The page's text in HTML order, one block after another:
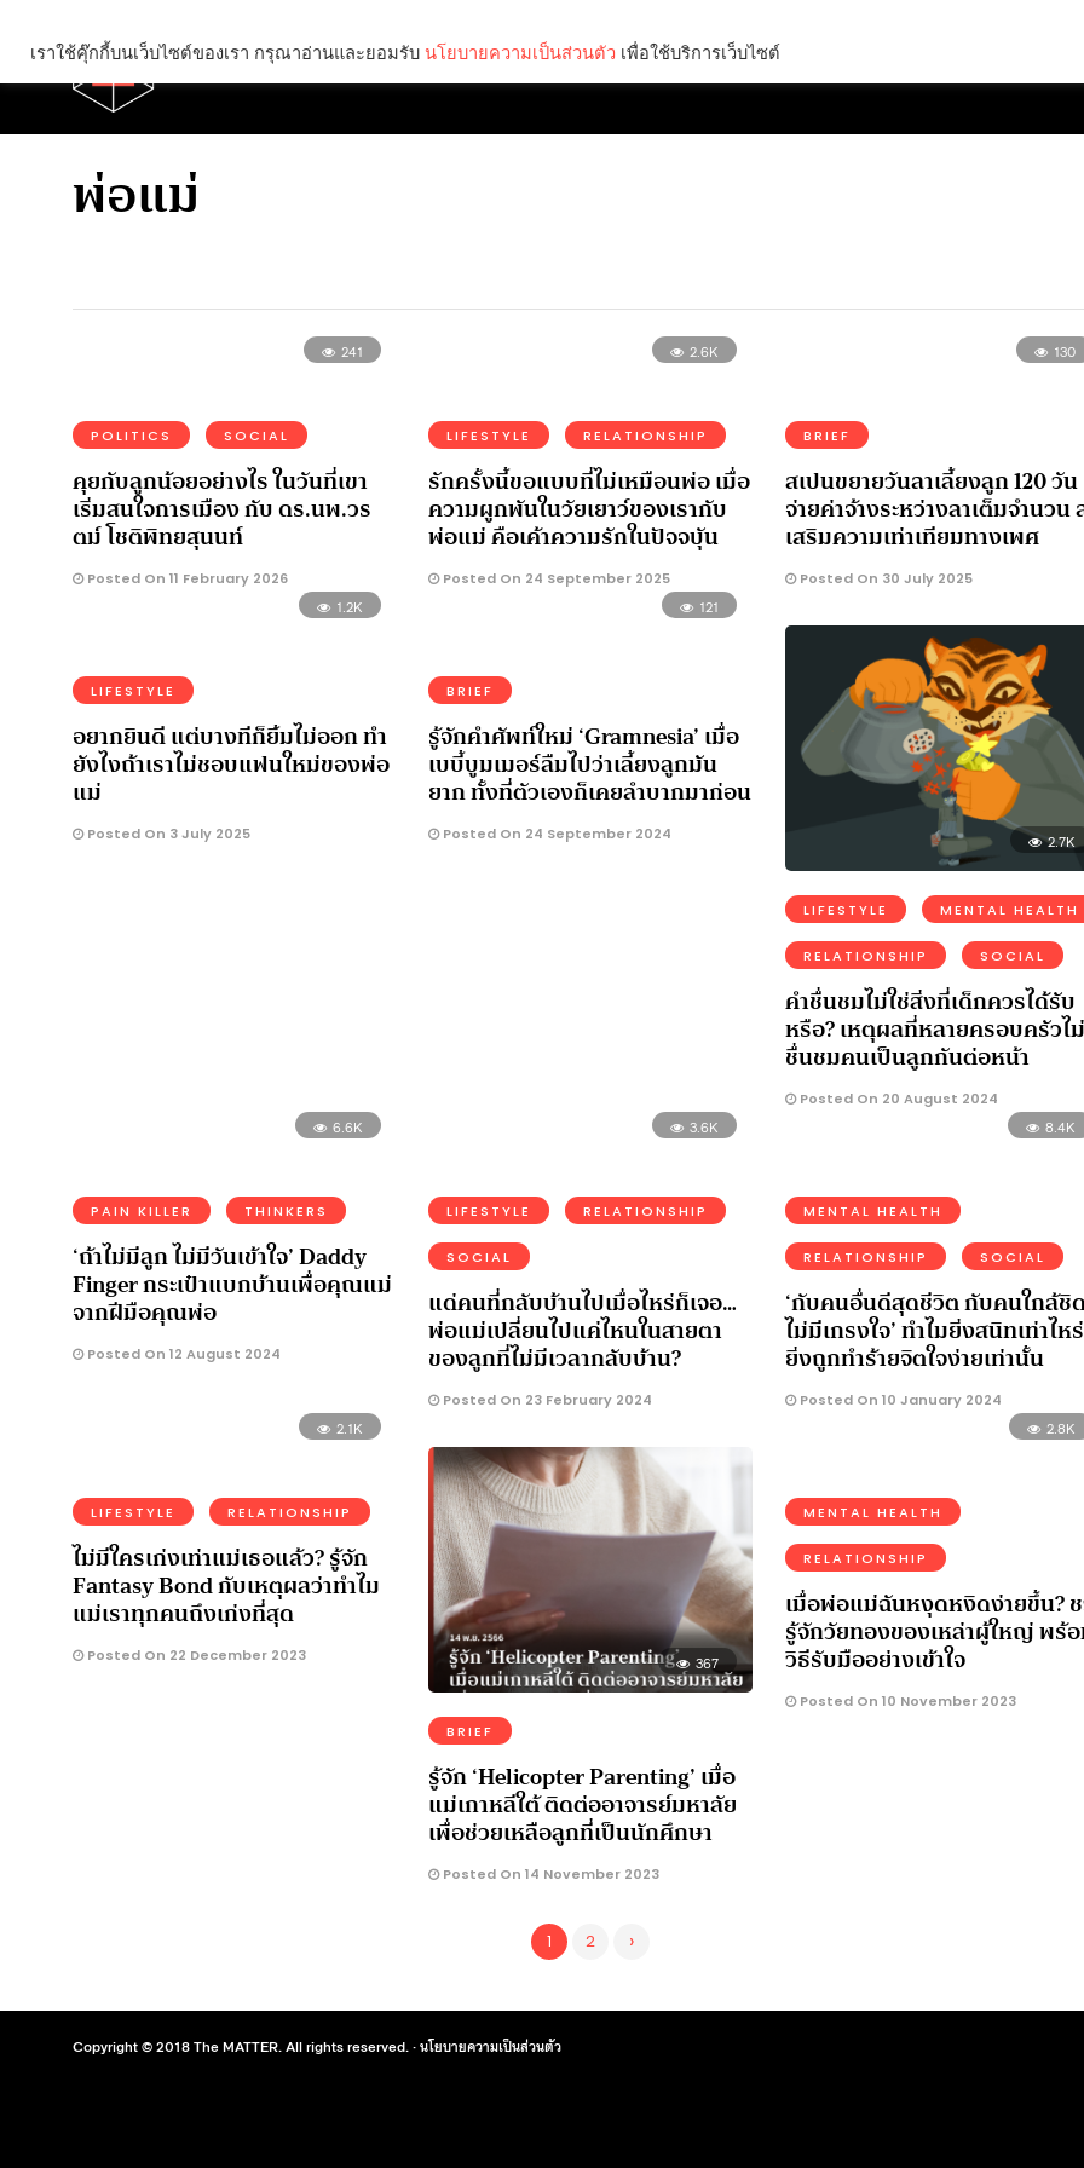
พ่อแม่
241
POLITICS SOCIAL
คุยกับลูกน้อยอย่างไร ในวันที่เขา
เริ่มสนใจการเมือง กับ ดร.นพ.วร
ตม์ โชติพิทยสุนนท์
Posted On 11 February 2026
2.6K
LIFESTYLE RELATIONSHIP
รักครั้งนี้ขอแบบที่ไม่เหมือนพ่อ เมื่อ
ความผูกพันในวัยเยาว์ของเรากับ
พ่อแม่ คือเค้าความรักในปัจจบุัน
Posted On 24 September 2025
130
BRIEF
สเปนขยายวันลาเลี้ยงลูก 120 วัน
จ่ายค่าจ้างระหว่างลาเต็มจำนวน
เสริมความเท่าเทียมทางเพศ
Posted On 30 July 2025
1.2K
LIFESTYLE
อยากยินดี แต่บางทีก็ยิ้มไม่ออก ทำ
ยังไงถ้าเราไม่ชอบแฟนใหม่ของพ่อ
แม่
Posted On 3 July 2025
121
BRIEF
รู้จักคำศัพท์ใหม่ ‘Gramnesia’ เมื่อ
เบบี้บูมเมอร์ลืมไปว่าเลี้ยงลูกมัน
ยาก ทั้งที่ตัวเองก็เคยลำบากมาก่อน
Posted On 24 September 2024 2.7K
LIFESTYLE MENTAL HEALTH
RELATIONSHIP SOCIAL
คำชื่นชมไม่ใช่สิ่งที่เด็กควรได้รับ
หรือ? เหตุผลที่หลายครอบครัวไม่
ชื่นชมคนเป็นลูกกันต่อหน้า
Posted On 20 August 2024
6.6K
PAIN KILLER THINKERS
‘ถ้าไม่มีลูก ไม่มีวันเข้าใจ’ Daddy
Finger กระเป๋าแบกบ้านเพื่อคุณแม่
จากฝีมือคุณพ่อ
Posted On 12 August 2024
3.6K
LIFESTYLE RELATIONSHIP
SOCIAL
แด่คนที่กลับบ้านไปเมื่อไหร่ก็เจอ…
พ่อแม่เปลี่ยนไปแค่ไหนในสายตา
ของลูกที่ไม่มีเวลากลับบ้าน?
Posted On 23 February 2024
8.4K
MENTAL HEALTH
RELATIONSHIP SOCIAL
‘กับคนอื่นดีสุดชีวิต กับคนใกล้ชิ
ไม่มีเกรงใจ’ ทำไมยิ่งสนิทเท่าไหร่
ยิ่งถูกทำร้ายจิตใจง่ายเท่านั้น
Posted On 10 January 2024
2.1K
LIFESTYLE RELATIONSHIP
ไม่มีใครเก่งเท่าแม่เธอแล้ว? รู้จัก
Fantasy Bond กับเหตุผลว่าทำไม
แม่เราทุกคนถึงเก่งที่สุด
Posted On 22 December 2023 367
BRIEF
รู้จัก ‘Helicopter Parenting’ เมื่อ
แม่เกาหลีใต้ ติดต่ออาจารย์มหาลัย
เพื่อช่วยเหลือลูกที่เป็นนักศึกษา
Posted On 14 November 2023
2.8K
MENTAL HEALTH
RELATIONSHIP
เมื่อพ่อแม่ฉันหงุดหงิดง่ายขึ้น?
รู้จักวัยทองของเหล่าผู้ใหญ่ พร้
วิธีรับมืออย่างเข้าใจ
Posted On 10 November 2023
1 2 ›
Copyright © 2018 The MATTER. All rights reserved. ·นโยบายความเป็นส่วนตัว
เราใช้คุ๊กกี้บนเว็บไซต์ของเรา กรุณาอ่านและยอมรับ นโยบายความเป็นส่วนตัว เพื่อใช้บริการเว็บไซต์